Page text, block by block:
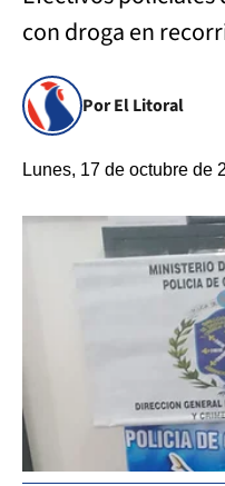
con droga en
Por El Litoral
Lunes, 17 de octubre de